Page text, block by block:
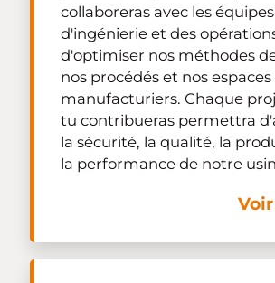
collaboreras avec les équipes
d'ingénierie et des
d'optimiser nos méthodes
nos procédés et nos espaces
manufacturiers. Chaque
tu contribueras permettra
la sécurité, la qualité, la
la performance de notre